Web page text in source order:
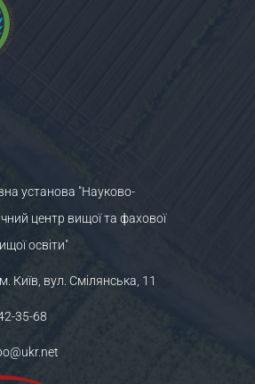
установа "Науково-
центр вищої та фахової
освіти"
Київ, вул. Смілянська, 11
35-68